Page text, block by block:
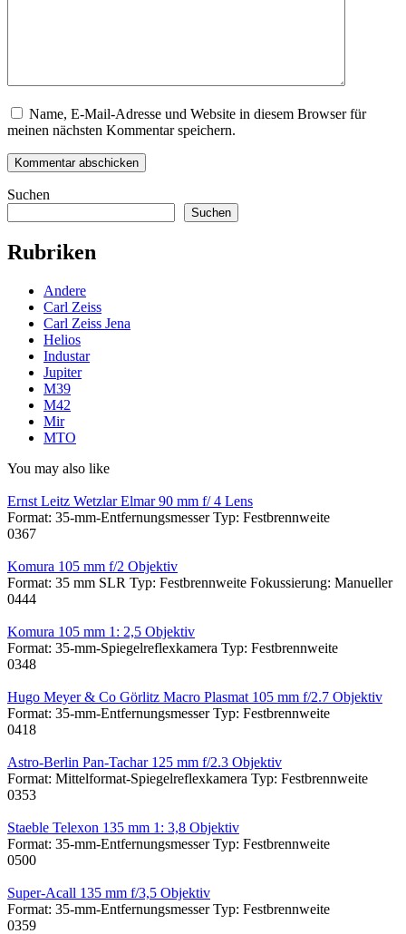
Name, E-Mail-Adresse und Website in diesem Browser für
meinen nächsten Kommentar speichern.
Suchen
Suchen
Rubriken
Andere
Carl Zeiss
Carl Zeiss Jena
Helios
Industar
Jupiter
M39
M42
Mir
MTO
You may also like
Ernst Leitz Wetzlar Elmar 90 mm f/ 4 Lens
Format: 35-mm-Entfernungsmesser Typ: Festbrennweite
0367
Komura 105 mm f/2 Objektiv
Format: 35 mm SLR Typ: Festbrennweite Fokussierung: Manueller
0444
Komura 105 mm 1: 2,5 Objektiv
Format: 35-mm-Spiegelreflexkamera Typ: Festbrennweite
0348
Hugo Meyer & Co Görlitz Macro Plasmat 105 mm f/2.7 Objektiv
Format: 35-mm-Entfernungsmesser Typ: Festbrennweite
0418
Astro-Berlin Pan-Tachar 125 mm f/2.3 Objektiv
Format: Mittelformat-Spiegelreflexkamera Typ: Festbrennweite
0353
Staeble Telexon 135 mm 1: 3,8 Objektiv
Format: 35-mm-Entfernungsmesser Typ: Festbrennweite
0500
Super-Acall 135 mm f/3,5 Objektiv
Format: 35-mm-Entfernungsmesser Typ: Festbrennweite
0359